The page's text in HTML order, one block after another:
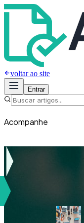
voltar ao site
Entrar
Acompanhe